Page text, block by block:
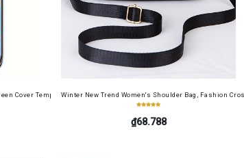
Large Capacity, RFID Blocking Credit Card Holder, Portable Cash
Cover Tempered Glass Screen Protector Film+ Camera Lens Soft
Winter New Trend Women's Shoulder Bag, Fashion
₫68.788